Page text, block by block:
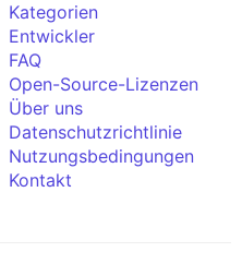
Kategorien
Entwickler
FAQ
Open-Source-Lizenzen
Über uns
Datenschutzrichtlinie
Nutzungsbedingungen
Kontakt